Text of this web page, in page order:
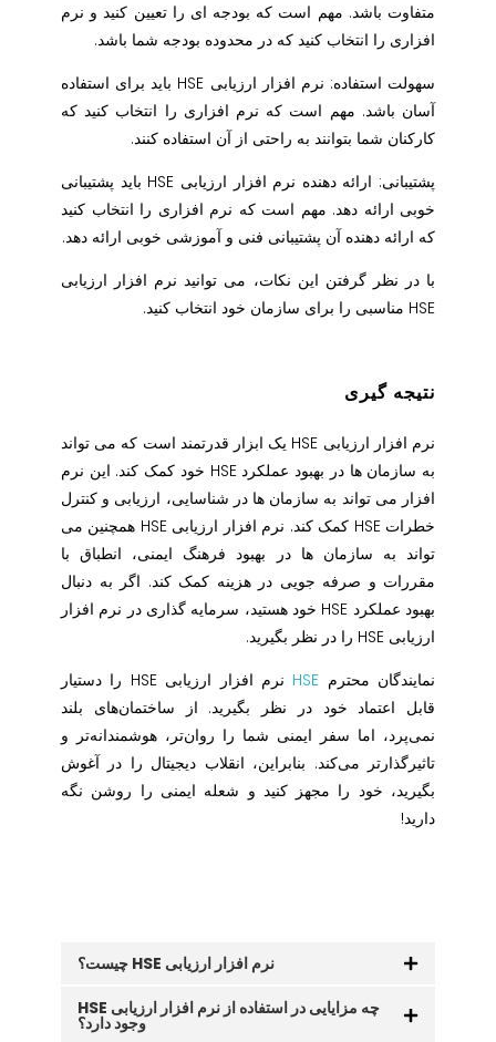
متفاوت باشد. مهم است که بودجه ای را تعیین کنید و نرم
افزاری را انتخاب کنید که در محدوده بودجه شما باشد.
سهولت استفاده: نرم افزار ارزیابی HSE باید برای استفاده
آسان باشد. مهم است که نرم افزاری را انتخاب کنید که
کارکنان شما بتوانند به راحتی از آن استفاده کنند.
پشتیبانی: ارائه دهنده نرم افزار ارزیابی HSE باید پشتیبانی
خوبی ارائه دهد. مهم است که نرم افزاری را انتخاب کنید
که ارائه دهنده آن پشتیبانی فنی و آموزشی خوبی ارائه دهد.
با در نظر گرفتن این نکات، می توانید نرم افزار ارزیابی
HSE مناسبی را برای سازمان خود انتخاب کنید.
نتیجه گیری
نرم افزار ارزیابی HSE یک ابزار قدرتمند است که می تواند
به سازمان ها در بهبود عملکرد HSE خود کمک کند. این نرم
افزار می تواند به سازمان ها در شناسایی، ارزیابی و کنترل
خطرات HSE کمک کند. نرم افزار ارزیابی HSE همچنین می
تواند به سازمان ها در بهبود فرهنگ ایمنی، انطباق با
مقررات و صرفه جویی در هزینه کمک کند. اگر به دنبال
بهبود عملکرد HSE خود هستید، سرمایه گذاری در نرم افزار
ارزیابی HSE را در نظر بگیرید.
نمایندگان محترم HSE
نرم افزار ارزیابی HSE را دستیار
قابل اعتماد خود در نظر بگیرید. از ساختمان‌های بلند
نمی‌پرد، اما سفر ایمنی شما را روان‌تر، هوشمندانه‌تر و
تاثیرگذارتر می‌کند. بنابراین، انقلاب دیجیتال را در آغوش
بگیرید، خود را مجهز کنید و شعله ایمنی را روشن نگه
دارید!
نرم افزار ارزیابی HSE چیست؟
چه مزایایی در استفاده از نرم افزار ارزیابی HSE
وجود دارد؟